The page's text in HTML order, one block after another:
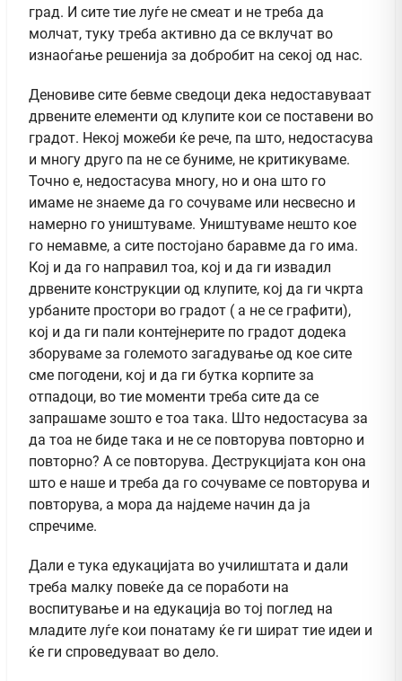
град. И сите тие луѓе не смеат и не треба да
молчат, туку треба активно да се вклучат во
изнаоѓање решенија за добробит на секој од нас.
Деновиве сите бевме сведоци дека недоставуваат
дрвените елементи од клупите кои се поставени во
градот. Некој можеби ќе рече, па што, недостасува
и многу друго па не се буниме, не критикуваме.
Точно е, недостасува многу, но и она што го
имаме не знаеме да го сочуваме или несвесно и
намерно го уништуваме. Уништуваме нешто кое
го немавме, а сите постојано баравме да го има.
Кој и да го направил тоа, кој и да ги извадил
дрвените конструкции од клупите, кој да ги чкрта
урбаните простори во градот ( а не се графити),
кој и да ги пали контејнерите по градот додека
зборуваме за големото загадување од кое сите
сме погодени, кој и да ги бутка корпите за
отпадоци, во тие моменти треба сите да се
запрашаме зошто е тоа така. Што недостасува за
да тоа не биде така и не се повторува повторно и
повторно? А се повторува. Деструкцијата кон она
што е наше и треба да го сочуваме се повторува и
повторува, а мора да најдеме начин да ја
спречиме.
Дали е тука едукацијата во училиштата и дали
треба малку повеќе да се поработи на
воспитување и на едукација во тој поглед на
младите луѓе кои понатаму ќе ги шират тие идеи и
ќе ги спроведуваат во дело.